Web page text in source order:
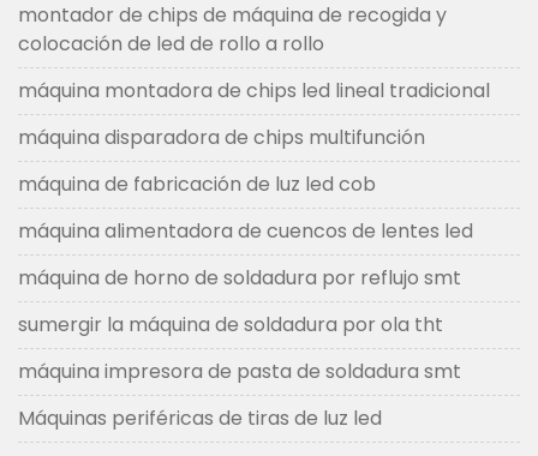
montador de chips de máquina de recogida y
colocación de led de rollo a rollo
máquina montadora de chips led lineal tradicional
máquina disparadora de chips multifunción
máquina de fabricación de luz led cob
máquina alimentadora de cuencos de lentes led
máquina de horno de soldadura por reflujo smt
sumergir la máquina de soldadura por ola tht
máquina impresora de pasta de soldadura smt
Máquinas periféricas de tiras de luz led